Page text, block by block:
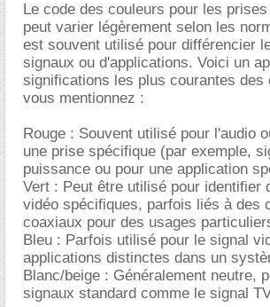
Le code des couleurs pour les
peut varier légèrement selon les
est souvent utilisé pour différencier
signaux ou d'applications. Voici un
significations les plus courantes des
vous mentionnez :
Rouge : Souvent utilisé pour l'audio
une prise spécifique (par exemple,
puissance ou pour une application
Vert : Peut être utilisé pour identifier
vidéo spécifiques, parfois liés à des
coaxiaux pour des usages
Bleu : Parfois utilisé pour le signal
applications distinctes dans un
Blanc/beige : Généralement neutre,
signaux standard comme le signal